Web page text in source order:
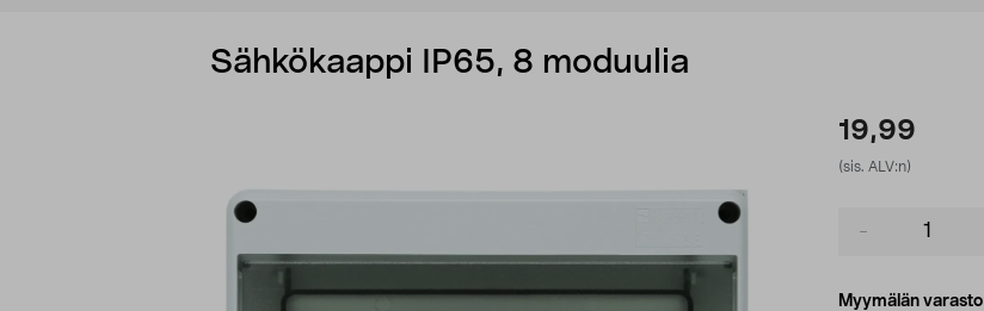
Sähkökaappi IP65, 8 moduulia
19,99
(sis. ALV:n)
Myymälän varasto